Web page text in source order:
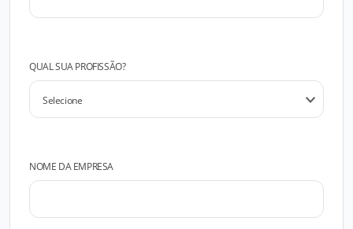
QUAL SUA PROFISSÃO?
NOME DA EMPRESA